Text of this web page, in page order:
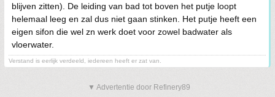
blijven zitten). De leiding van bad tot boven het putje loopt
helemaal leeg en zal dus niet gaan stinken. Het putje heeft een
eigen sifon die wel zn werk doet voor zowel badwater als
vloerwater.
Verstand is eerlijk verdeeld, iedereen heeft er zat van.
▼ Advertentie door Refinery89